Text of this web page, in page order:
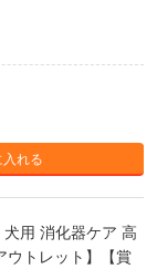
れる
用 消化器ケア 高
ウトレット】【賞